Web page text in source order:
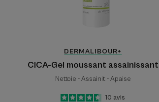
DERMALIBOUR+
CICA-Gel moussant assainissant
Nettoie - Assainit - Apaise
4.6
/
5
10 avis